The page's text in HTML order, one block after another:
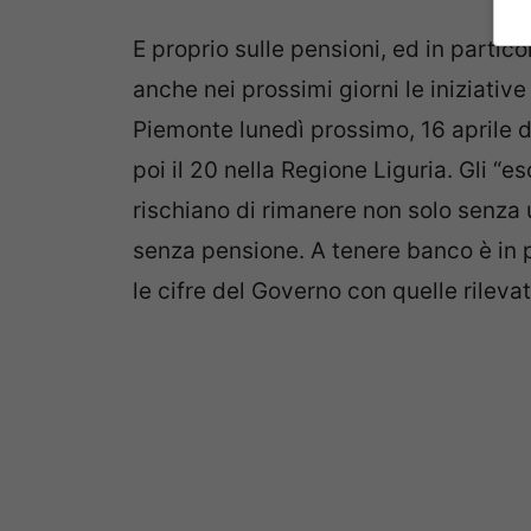
E proprio sulle pensioni, ed in
anche nei prossimi giorni le
Piemonte lunedì prossimo, 16 aprile
poi il 20 nella Regione Liguria. Gli
rischiano di rimanere non solo
senza pensione. A tenere banco è
le cifre del Governo con quelle